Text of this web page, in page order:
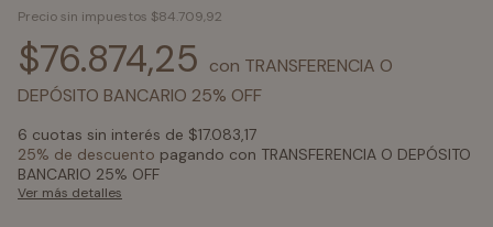
Precio sin impuestos $84.709,92
$76.874,25 con TRANSFERENCIA O
DEPÓSITO BANCARIO 25% OFF
6 cuotas sin interés de $17.083,17
25% de descuento pagando con TRANSFERENCIA O DEPÓSITO
BANCARIO 25% OFF
Ver más detalles